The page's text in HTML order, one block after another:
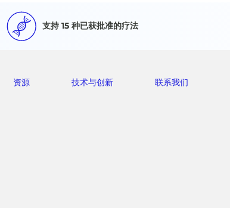
支持 15 种已获批准的疗法
资源 技术与创新 联系我们